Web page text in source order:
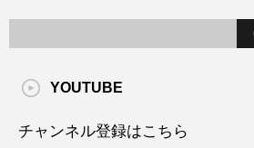
YOUTUBE
チャンネル登録はこちら